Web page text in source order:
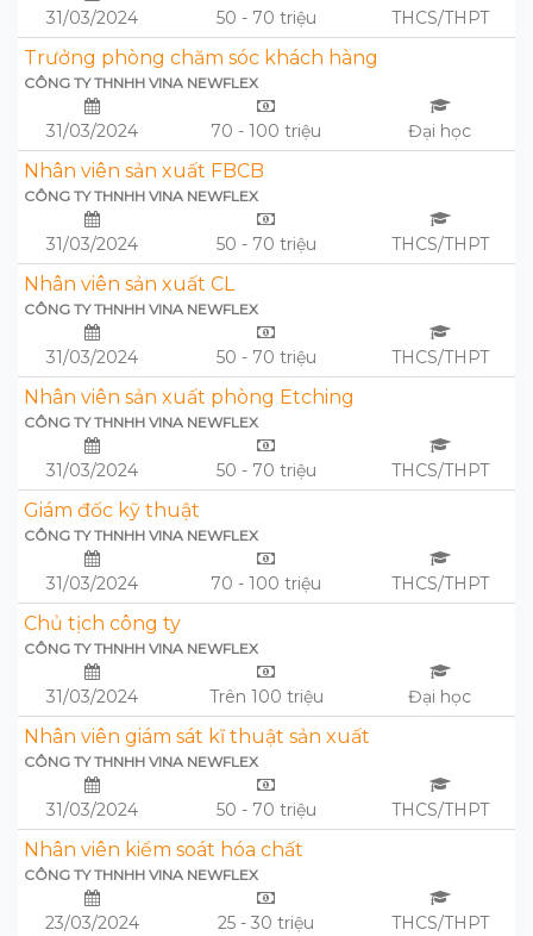
31/03/2024 50 - 70 triệu THCS/THPT
Trưởng phòng chăm sóc khách hàng
CÔNG TY THNHH VINA NEWFLEX
31/03/2024 70 - 100 triệu Đại học
Nhân viên sản xuất FBCB
CÔNG TY THNHH VINA NEWFLEX
31/03/2024 50 - 70 triệu THCS/THPT
Nhân viên sản xuất CL
CÔNG TY THNHH VINA NEWFLEX
31/03/2024 50 - 70 triệu THCS/THPT
Nhân viên sản xuất phòng Etching
CÔNG TY THNHH VINA NEWFLEX
31/03/2024 50 - 70 triệu THCS/THPT
Giám đốc kỹ thuật
CÔNG TY THNHH VINA NEWFLEX
31/03/2024 70 - 100 triệu THCS/THPT
Chủ tịch công ty
CÔNG TY THNHH VINA NEWFLEX
31/03/2024 Trên 100 triệu Đại học
Nhân viên giám sát kĩ thuật sản xuất
CÔNG TY THNHH VINA NEWFLEX
31/03/2024 50 - 70 triệu THCS/THPT
Nhân viên kiểm soát hóa chất
CÔNG TY THNHH VINA NEWFLEX
23/03/2024 25 - 30 triệu THCS/THPT